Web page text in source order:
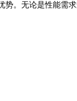
。无论是性能需